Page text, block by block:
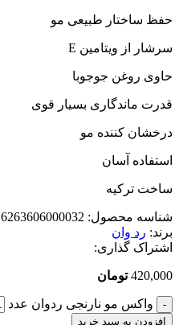
حفظ ساختار طبیعی مو
سرشار از ویتامین E
حاوی روغن جوجوبا
قدرت ماندگاری بسیار قوی
درخشان کننده مو
استفاده آسان
ساخت ترکیه
شناسه محصول: 6263606000032
برند: رد وان
اشتراک گذاری:
420,000 تومان
واکس مو نارنجی ردوان عدد
افزودن به سبد خرید